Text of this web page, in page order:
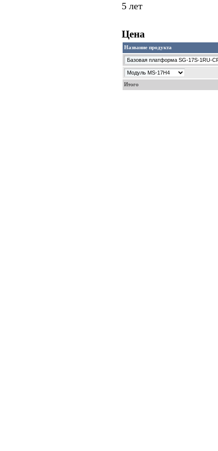
5 лет
Цена
Название продукта
Итого